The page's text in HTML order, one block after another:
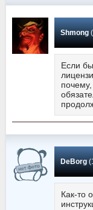
Shmong
Если
DeBorg
Как-то